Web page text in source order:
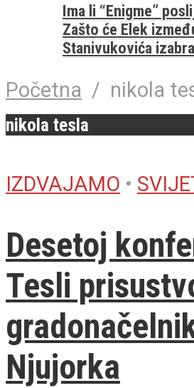
Ima li “Enigme”
Zašto će Elek
Stanivukovića
Početna / nikola
nikola tesla
IZDVAJAMO •
Desetoj
Tesli
Njujorka